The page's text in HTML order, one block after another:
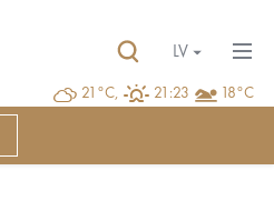
21°C, 21:23 18°C
LV